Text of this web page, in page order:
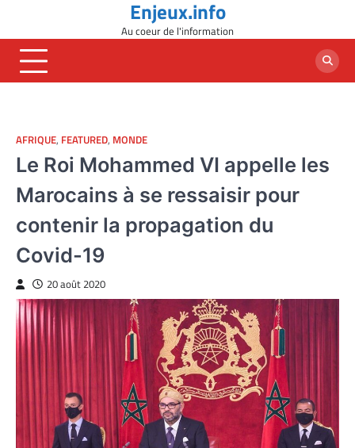
content
Enjeux.info
Au coeur de l'information
AFRIQUE, FEATURED, MONDE
Le Roi Mohammed VI appelle les
Marocains à se ressaisir pour
contenir la propagation du
Covid-19
20 août 2020